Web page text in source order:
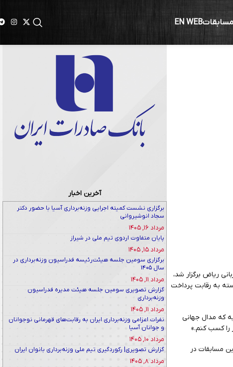
EN WEB
برنز را
ریاض برگزار شد،
دسته به رقابت پرداخت
که مدال جهانی
را کسب کنم.»
۶۹ کیلوگرم هستم، اما در این مسابقات در
آخرین اخبار
برگزاری نشست کمیته اجرایی وزنه‌برداری آسیا با حضور دکتر
سجاد انوشیروانی
مرداد ۱۶, ۱۴۰۵
پایان متفاوت اردوی تیم ملی در شیراز
مرداد ۱۵, ۱۴۰۵
برگزاری سومین جلسه هیئت‌رئیسه فدراسیون وزنه‌برداری در
سال ۱۴۰۵
مرداد ۱۱, ۱۴۰۵
گزارش تصویری سومین جلسه هیئت مدیره فدراسیون
وزنه‌برداری
مرداد ۱۱, ۱۴۰۵
نفرات اعزامی وزنه‌برداری ایران به رقابت‌های قهرمانی نوجوانان
و جوانان آسیا
مرداد ۱۰, ۱۴۰۵
گزارش تصویری| رکوردگیری تیم ملی وزنه‌برداری بانوان ایران
مرداد ۸, ۱۴۰۵